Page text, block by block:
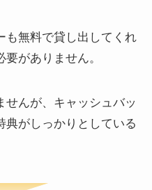
も無料で貸し出してくれ
がありません。
んが、キャッシュバッ
典がしっかりとしている